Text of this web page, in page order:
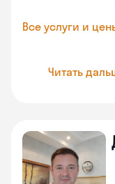
Все услуги и
Читать